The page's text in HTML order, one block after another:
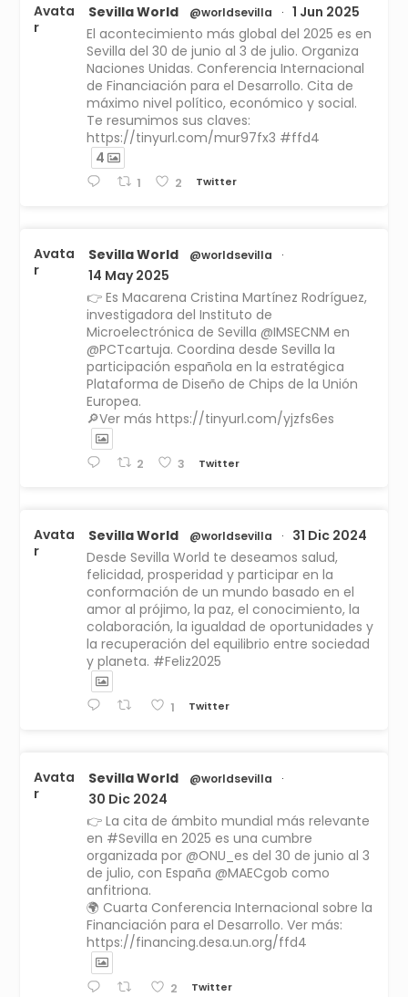
Avata
r
Sevilla World @worldsevilla ·
1 Jun 2025
El acontecimiento más global del 2025 es en
Sevilla del 30 de junio al 3 de julio. Organiza
Naciones Unidas. Conferencia Internacional
de Financiación para el Desarrollo. Cita de
máximo nivel político, económico y social.
Te resumimos sus claves:
https://tinyurl.com/mur97fx3 #ffd4
4
1 2 Twitter
Avata
r
Sevilla World @worldsevilla ·
14 May 2025
👉 Es Macarena Cristina Martínez Rodríguez,
investigadora del Instituto de
Microelectrónica de Sevilla @IMSECNM en
@PCTcartuja. Coordina desde Sevilla la
participación española en la estratégica
Plataforma de Diseño de Chips de la Unión
Europea.
🔎Ver más https://tinyurl.com/yjzfs6es
2 3 Twitter
Avata
r
Sevilla World @worldsevilla ·
31 Dic 2024
Desde Sevilla World te deseamos salud,
felicidad, prosperidad y participar en la
conformación de un mundo basado en el
amor al prójimo, la paz, el conocimiento, la
colaboración, la igualdad de oportunidades y
la recuperación del equilibrio entre sociedad
y planeta. #Feliz2025
1 Twitter
Avata
r
Sevilla World @worldsevilla ·
30 Dic 2024
👉 La cita de ámbito mundial más relevante
en #Sevilla en 2025 es una cumbre
organizada por @ONU_es del 30 de junio al 3
de julio, con España @MAECgob como
anfitriona.
🌍 Cuarta Conferencia Internacional sobre la
Financiación para el Desarrollo. Ver más:
https://financing.desa.un.org/ffd4
2 Twitter